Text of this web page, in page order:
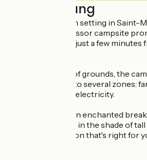
Beschreibung
Nestling in a green setting in Saint-
the 2-star Le Bel Essor campsite
rejuvenating stay, just a few
Set in 2 hectares of grounds, the
pitches divided into several zones:
and plots without electricity.
Treat yourself to an enchanted
campsite, nestling in the shade of
the accommodation that's right for